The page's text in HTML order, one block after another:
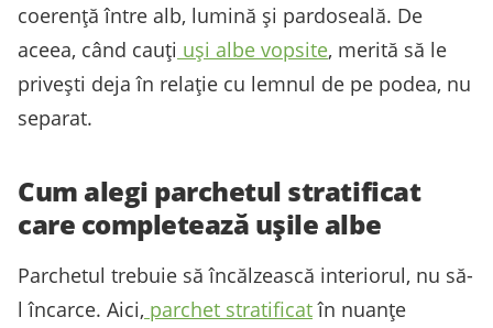
coerență între alb, lumină și pardoseală. De
aceea, când cauți uși albe vopsite, merită să le
privești deja în relație cu lemnul de pe podea, nu
separat.
Cum alegi parchetul stratificat
care completează ușile albe
Parchetul trebuie să încălzească interiorul, nu să-
l încarce. Aici, parchet stratificatîn nuanțe